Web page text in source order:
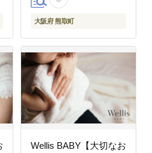
大阪府 熊取町
Wellis BABY【大切なお